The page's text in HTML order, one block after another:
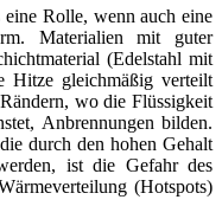
Rolle, wenn auch eine
Materialien mit guter
(Edelstahl mit
Hitze gleichmäßig verteilt
wo die Flüssigkeit
Anbrennungen bilden.
durch den hohen Gehalt
ist die Gefahr des
(Hotspots)